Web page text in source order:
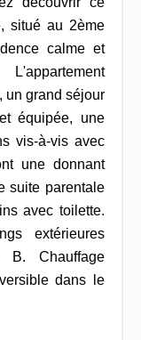
situé au 2ème
calme et
un grand séjour
équipée, une
vis-à-vis avec
une donnant
suite parentale
avec toilette.
extérieures
B. Chauffage
dans le